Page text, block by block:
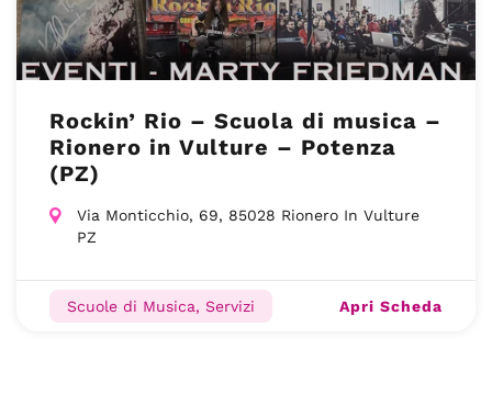
Rockin’ Rio – Scuola di musica –
Rionero in Vulture – Potenza
(PZ)
Via Monticchio, 69, 85028 Rionero In Vulture
PZ
Scuole di Musica, Servizi Apri Scheda